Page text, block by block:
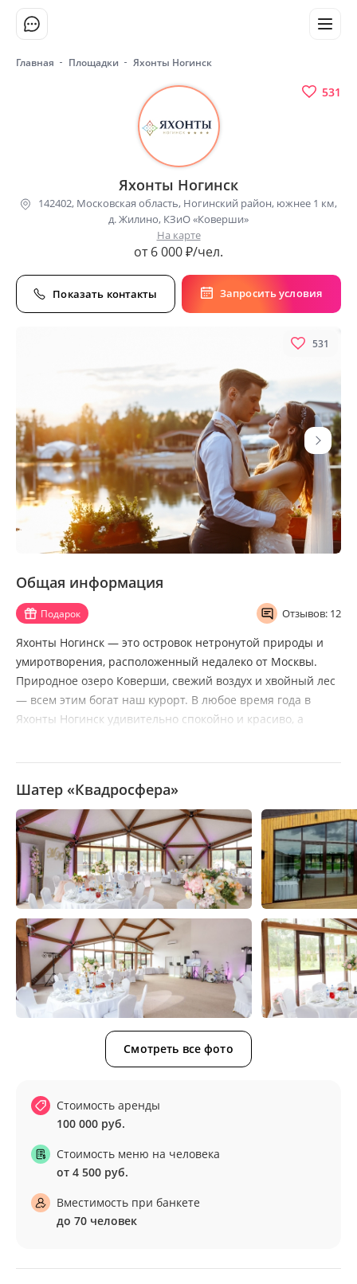
Главная Площадки Яхонты Ногинск
531
Яхонты Ногинск
142402, Московская область, Ногинский район, южнее 1 км,
д. Жилино, КЗиО «Коверши»
На карте
от 6 000 ₽/чел.
Запросить условия
Показать контакты
531
Общая информация
Подарок Отзывов: 12
Яхонты Ногинск — это островок нетронутой природы и
умиротворения, расположенный недалеко от Москвы.
Природное озеро Коверши, свежий воздух и хвойный лес
— всем этим богат наш курорт. В любое время года в
Яхонты Ногинск удивительно спокойно и красиво, а
инфраструктура и неизменно высокий уровень сервиса.
Шатер «Квадросфера»
Смотреть все фото
Стоимость аренды
100 000 руб.
Стоимость меню на человека
от 4 500 руб.
Вместимость при банкете
до 70 человек